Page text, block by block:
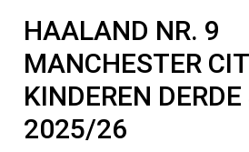
HAALAND NR. 9
MANCHESTER
KINDEREN
2025/26